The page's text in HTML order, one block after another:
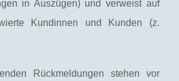
in Auszügen) und verweist auf
Kundinnen und Kunden (z.
Rückmeldungen stehen vor